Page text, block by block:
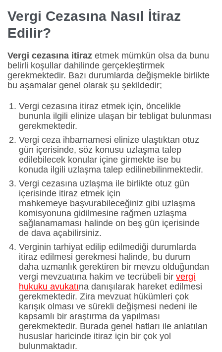
Vergi Cezasına Nasıl İtiraz
Edilir?
Vergi cezasına itiraz etmek mümkün olsa da bunu
belirli koşullar dahilinde gerçekleştirmek
gerekmektedir. Bazı durumlarda değişmekle birlikte
bu aşamalar genel olarak şu şekildedir;
Vergi cezasına itiraz etmek için, öncelikle
bununla ilgili elinize ulaşan bir tebligat bulunması
gerekmektedir.
Vergi ceza ihbarnamesi elinize ulaştıktan otuz
gün içerisinde, söz konusu uzlaşma talep
edilebilecek konular içine girmekte ise bu
konuda ilgili uzlaşma talep edilinebilinmektedir.
Vergi cezasına uzlaşma ile birlikte otuz gün
içerisinde itiraz etmek için
mahkemeye başvurabileceğiniz gibi uzlaşma
komisyonuna gidilmesine rağmen uzlaşma
sağlanamaması halinde on beş gün içerisinde
de dava açabilirsiniz.
Verginin tarhiyat edilip edilmediği durumlarda
itiraz edilmesi gerekmesi halinde, bu durum
daha uzmanlık gerektiren bir mevzu olduğundan
vergi mevzuatına hakim ve tecrübeli birvergi
hukuku avukatına danışılarak hareket edilmesi
gerekmektedir. Zira mevzuat hükümleri çok
karışık olması ve sürekli değişmesi nedeni ile
kapsamlı bir araştırma da yapılması
gerekmektedir. Burada genel hatları ile anlatılan
hususlar haricinde itiraz için bir çok yol
bulunmaktadır.